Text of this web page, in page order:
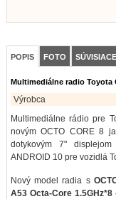
POPIS FOTO
Multimediálne radio Toyota
Výrobca
Multimediálne rádio pre
novým OCTO CORE 8
dotykovým 7"
ANDROID 10 pre vozidlá
Nový model radia s
A53 Octa-Core 1.5GHz*8